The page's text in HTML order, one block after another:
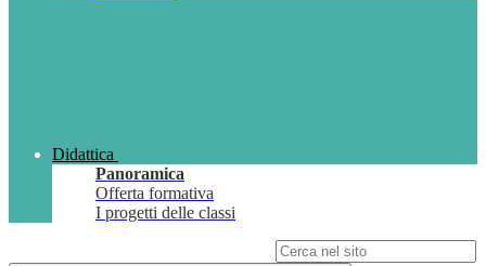
Didattica
Panoramica
Offerta formativa
I progetti delle classi